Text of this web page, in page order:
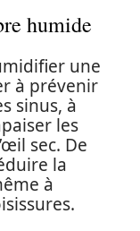
humide
une
à prévenir
sinus, à
les
sec. De
la
à